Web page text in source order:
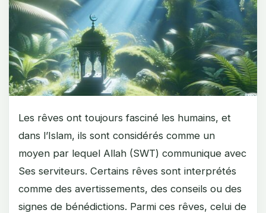
Les rêves ont toujours fasciné les humains, et
dans l’Islam, ils sont considérés comme un
moyen par lequel Allah (SWT) communique avec
Ses serviteurs. Certains rêves sont interprétés
comme des avertissements, des conseils ou des
signes de bénédictions. Parmi ces rêves, celui de